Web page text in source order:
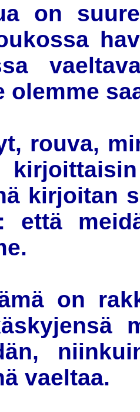
on
olemme
rouva,
kirjoitan
että
on
vaeltaa.